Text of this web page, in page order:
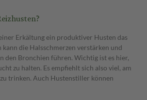
Erkältung ein produktiver Husten das
kann die Halsschmerzen verstärken und
den Bronchien führen. Wichtig ist es hier,
zu halten. Es empfiehlt sich also viel, am
trinken. Auch Hustenstiller können